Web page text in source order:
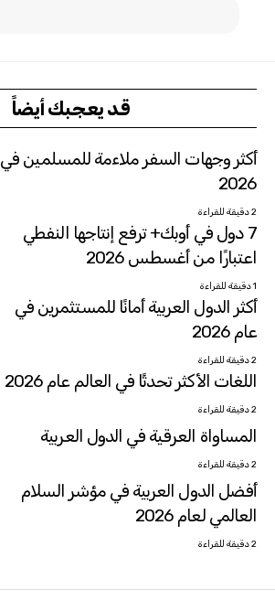
قد يعجبك أيضاً
أكثر وجهات السفر ملاءمة للمسلمين في
2026
2 دقيقة للقراءة
7 دول في أوبك+ ترفع إنتاجها النفطي
اعتبارًا من أغسطس 2026
1 دقيقة للقراءة
أكثر الدول العربية أمانًا للمستثمرين في
عام 2026
2 دقيقة للقراءة
اللغات الأكثر تحدثًا في العالم عام 2026
2 دقيقة للقراءة
المساواة العرقية في الدول العربية
2 دقيقة للقراءة
أفضل الدول العربية في مؤشر السلام
العالمي لعام 2026
2 دقيقة للقراءة